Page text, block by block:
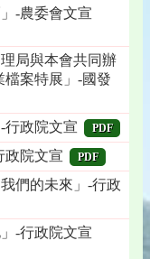
-農委會文宣
局與本會共同辦
檔案特展」-國發
行政院文宣 PDF
政院文宣 PDF
們的未來」-行政
-行政院文宣